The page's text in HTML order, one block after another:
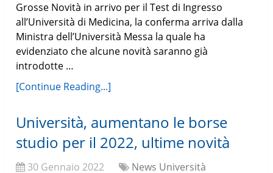
Grosse Novità in arrivo per il Test di Ingresso
all’Università di Medicina, la conferma arriva dalla
Ministra dell’Università Messa la quale ha
evidenziato che alcune novità saranno già
introdotte …
[Continue Reading...]
Università, aumentano le borse
studio per il 2022, ultime novità
30 Gennaio 2022 News Università